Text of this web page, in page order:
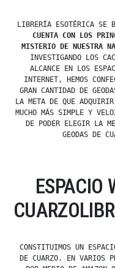
LIBRERÍA ESOTÉRICA SE
CUENTA CON LOS
MISTERIO DE NUESTRA
INVESTIGANDO LOS
ALCANCE EN LOS
INTERNET, HEMOS
GRAN CANTIDAD DE
LA META DE QUE ADQUIRIR
MUCHO MÁS SIMPLE Y
DE PODER ELEGIR LA
GEODAS DE
ESPACIO
CONSTITUIMOS UN
DE CUARZO. EN VARIOS